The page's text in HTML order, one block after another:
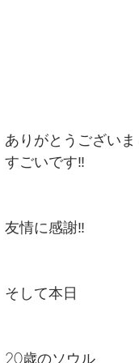
ありがとうござい
すごいです‼️
友情に感謝‼️
そして本日
20歳のソウル